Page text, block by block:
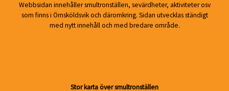
Webbsidan innehåller smultronställen, sevärdheter, aktiviteter osv
som finns i Örnsköldsvik och däromkring. Sidan utvecklas ständigt
med nytt innehåll och med bredare område.
Stor karta över smultronställen